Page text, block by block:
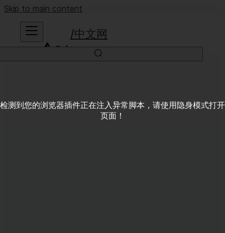
Skip to main content
中文网
检测到您的浏览器插件正在注入异常脚本，请使用隐身模式打开
页面！